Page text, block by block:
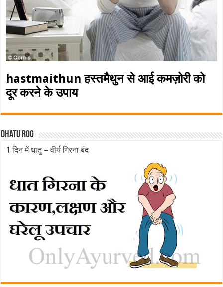
hastmaithun हस्तमैथुन से आई कमज़ोरी को
दूर करने के उपाय
Dhatu rog
1 दिन में धातु – वीर्य गिरना बंद